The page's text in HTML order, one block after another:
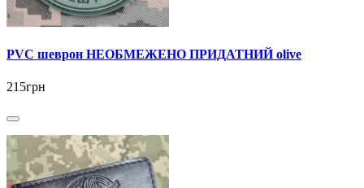
PVC шеврон НЕОБМЕЖЕНО ПРИДАТНИЙ olive
215грн